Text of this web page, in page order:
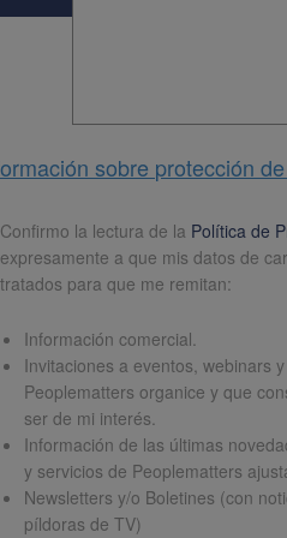
sobre protección
Confirmo la lectura de la Política de
expresamente a que mis datos de
tratados para que me remitan:
Información comercial.
Invitaciones a eventos, webinars
Peoplematters organice y que
ser de mi interés.
Información de las últimas
y servicios de Peoplematters
Newsletters y/o Boletines (con
píldoras de TV)